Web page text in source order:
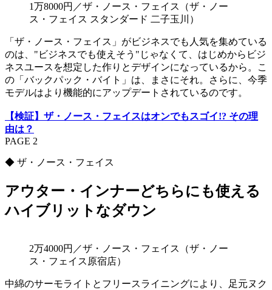
1万8000円／ザ・ノース・フェイス（ザ・ノー
ス・フェイス スタンダード 二子玉川）
「ザ・ノース・フェイス」がビジネスでも人気を集めている
のは、"ビジネスでも使えそう"じゃなくて、はじめからビジ
ネスユースを想定した作りとデザインになっているから。こ
の「バックパック・バイト」は、まさにそれ。さらに、今季
モデルはより機能的にアップデートされているのです。
【検証】ザ・ノース・フェイスはオンでもスゴイ!? その理
由は？
PAGE 2
◆ ザ・ノース・フェイス
アウター・インナーどちらにも使える
ハイブリットなダウン
2万4000円／ザ・ノース・フェイス（ザ・ノー
ス・フェイス原宿店）
中綿のサーモライトとフリースライニングにより、足元ヌク